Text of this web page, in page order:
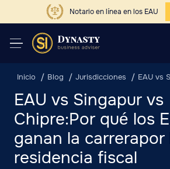
Notario en línea en los EAU
Inicio Blog Jurisdicciones EAU vs
EAU vs Singapur vs
Chipre:Por qué los
ganan la carrerapor
residencia fiscal